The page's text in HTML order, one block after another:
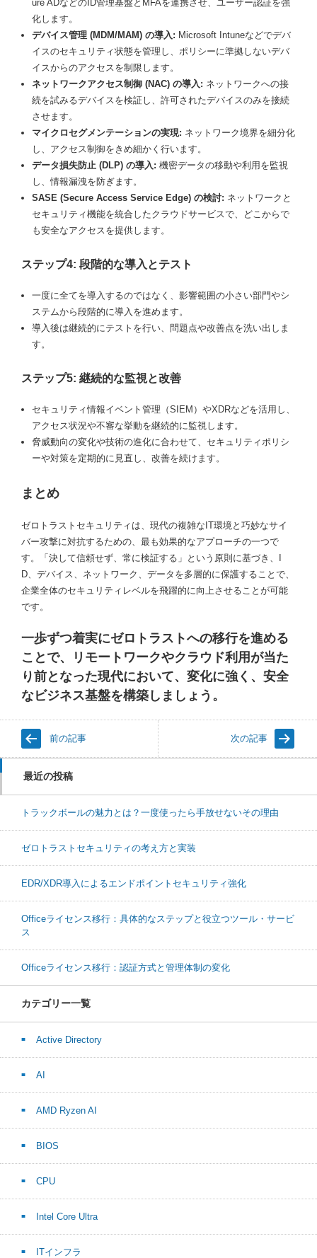
ure ADなどのID管理基盤とMFAを連携させ、ユーザー認証を強
化します。
デバイス管理 (MDM/MAM) の導入: Microsoft Intuneなどでデバ
イスのセキュリティ状態を管理し、ポリシーに準拠しないデバ
イスからのアクセスを制限します。
ネットワークアクセス制御 (NAC) の導入: ネットワークへの接
続を試みるデバイスを検証し、許可されたデバイスのみを接続
させます。
マイクロセグメンテーションの実現: ネットワーク境界を細分化
し、アクセス制御をきめ細かく行います。
データ損失防止 (DLP) の導入: 機密データの移動や利用を監視
し、情報漏洩を防ぎます。
SASE (Secure Access Service Edge) の検討: ネットワークと
セキュリティ機能を統合したクラウドサービスで、どこからで
も安全なアクセスを提供します。
ステップ4: 段階的な導入とテスト
一度に全てを導入するのではなく、影響範囲の小さい部門やシ
ステムから段階的に導入を進めます。
導入後は継続的にテストを行い、問題点や改善点を洗い出しま
す。
ステップ5: 継続的な監視と改善
セキュリティ情報イベント管理（SIEM）やXDRなどを活用し、
アクセス状況や不審な挙動を継続的に監視します。
脅威動向の変化や技術の進化に合わせて、セキュリティポリシ
ーや対策を定期的に見直し、改善を続けます。
まとめ
ゼロトラストセキュリティは、現代の複雑なIT環境と巧妙なサイ
バー攻撃に対抗するための、最も効果的なアプローチの一つで
す。「決して信頼せず、常に検証する」という原則に基づき、I
D、デバイス、ネットワーク、データを多層的に保護することで、
企業全体のセキュリティレベルを飛躍的に向上させることが可能
です。
一歩ずつ着実にゼロトラストへの移行を進める
ことで、リモートワークやクラウド利用が当た
り前となった現代において、変化に強く、安全
なビジネス基盤を構築しましょう。
前の記事 次の記事
最近の投稿
トラックボールの魅力とは？一度使ったら手放せないその理由
ゼロトラストセキュリティの考え方と実装
EDR/XDR導入によるエンドポイントセキュリティ強化
Officeライセンス移行：具体的なステップと役立つツール・サービ
ス
Officeライセンス移行：認証方式と管理体制の変化
カテゴリー一覧
Active Directory
AI
AMD Ryzen AI
BIOS
CPU
Intel Core Ultra
ITインフラ